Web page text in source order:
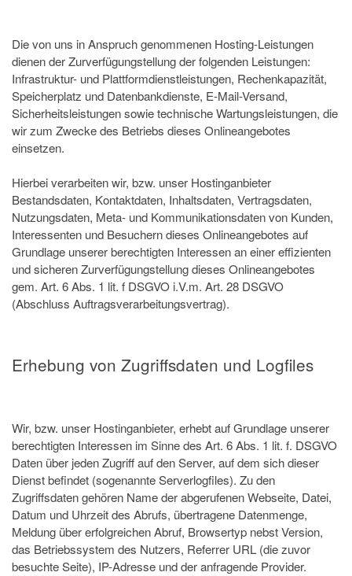
Die von uns in Anspruch genommenen Hosting-Leistungen
dienen der Zurverfügungstellung der folgenden Leistungen:
Infrastruktur- und Plattformdienstleistungen, Rechenkapazität,
Speicherplatz und Datenbankdienste, E-Mail-Versand,
Sicherheitsleistungen sowie technische Wartungsleistungen, die
wir zum Zwecke des Betriebs dieses Onlineangebotes
einsetzen.
Hierbei verarbeiten wir, bzw. unser Hostinganbieter
Bestandsdaten, Kontaktdaten, Inhaltsdaten, Vertragsdaten,
Nutzungsdaten, Meta- und Kommunikationsdaten von Kunden,
Interessenten und Besuchern dieses Onlineangebotes auf
Grundlage unserer berechtigten Interessen an einer effizienten
und sicheren Zurverfügungstellung dieses Onlineangebotes
gem. Art. 6 Abs. 1 lit. f DSGVO i.V.m. Art. 28 DSGVO
(Abschluss Auftragsverarbeitungsvertrag).
Erhebung von Zugriffsdaten und Logfiles
Wir, bzw. unser Hostinganbieter, erhebt auf Grundlage unserer
berechtigten Interessen im Sinne des Art. 6 Abs. 1 lit. f. DSGVO
Daten über jeden Zugriff auf den Server, auf dem sich dieser
Dienst befindet (sogenannte Serverlogfiles). Zu den
Zugriffsdaten gehören Name der abgerufenen Webseite, Datei,
Datum und Uhrzeit des Abrufs, übertragene Datenmenge,
Meldung über erfolgreichen Abruf, Browsertyp nebst Version,
das Betriebssystem des Nutzers, Referrer URL (die zuvor
besuchte Seite), IP-Adresse und der anfragende Provider.